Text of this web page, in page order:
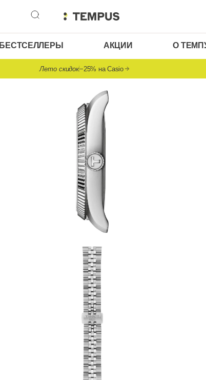
БЕСТСЕЛЛЕРЫ АКЦИИ О
Лето скидок−25% на Casio